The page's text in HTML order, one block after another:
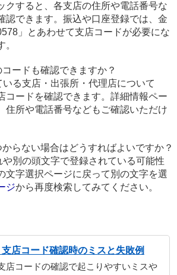
クすると、各支店の住所や電話番号な
認できます。振込や口座登録では、金
」とあわせて支店コードが必要にな
ードも確認できますか？
る支店・出張所・代理店について
コードを確認できます。詳細情報ペー
住所や電話番号などもご確認いただけ
らない場合はどうすればよいですか？
別の頭文字で登録されている可能性
文字選択ページに戻って別の文字を選
ジから再度検索してみてください。
店コード確認時のミスと失敗例
店コードの確認で起こりやすいミスや